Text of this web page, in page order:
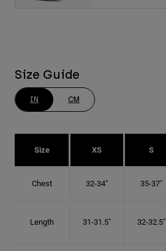
Size Guide
IN CM
Size XS S
Chest 32-34" 35-37"
Length 31-31.5" 32-32.5"